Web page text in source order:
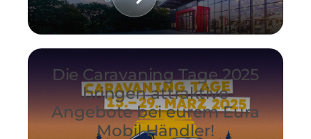
Die Caravaning Tage 2025
bringen attraktive
Angebote bei eurem Eura
Mobil Händler!